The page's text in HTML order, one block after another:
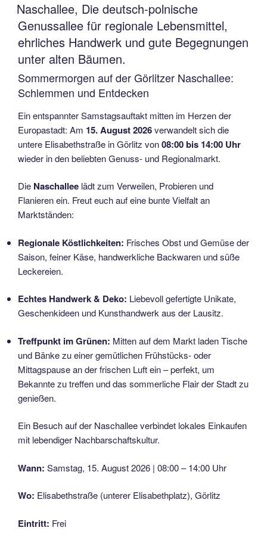
AM
Naschallee, Die deutsch-polnische
Genussallee für regionale Lebensmittel,
ehrliches Handwerk und gute Begegnungen
unter alten Bäumen.
Sommermorgen auf der Görlitzer Naschallee:
Schlemmen und Entdecken
Ein entspannter Samstagsauftakt mitten im Herzen der
Europastadt: Am 15. August 2026verwandelt sich die
untere Elisabethstraße in Görlitz von08:00 bis 14:00 Uhr
wieder in den beliebten Genuss- und Regionalmarkt.
Die Naschallee lädt zum Verweilen, Probieren und
Flanieren ein. Freut euch auf eine bunte Vielfalt an
Marktständen:
Regionale Köstlichkeiten: Frisches Obst und Gemüse der
Saison, feiner Käse, handwerkliche Backwaren und süße
Leckereien.
Echtes Handwerk & Deko: Liebevoll gefertigte Unikate,
Geschenkideen und Kunsthandwerk aus der Lausitz.
Treffpunkt im Grünen: Mitten auf dem Markt laden Tische
und Bänke zu einer gemütlichen Frühstücks- oder
Mittagspause an der frischen Luft ein – perfekt, um
Bekannte zu treffen und das sommerliche Flair der Stadt zu
genießen.
Ein Besuch auf der Naschallee verbindet lokales Einkaufen
mit lebendiger Nachbarschaftskultur.
Wann: Samstag, 15. August 2026 | 08:00 – 14:00 Uhr
Wo: Elisabethstraße (unterer Elisabethplatz), Görlitz
Eintritt: Frei